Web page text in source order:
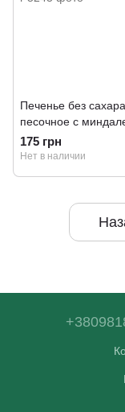
Печенье без сахара
песочное с
Корисна
г
175 грн
Нет в наличии